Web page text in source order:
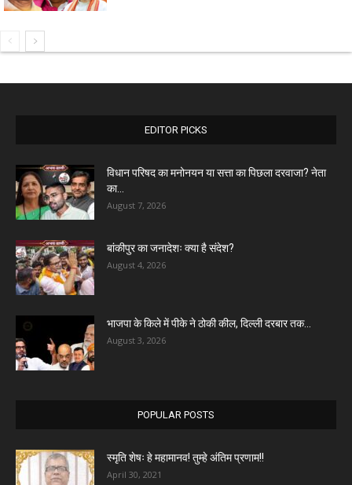
EDITOR PICKS
विधान परिषद का मनोनयन या सत्ता का पिछला दरवाजा? नेता
का...
August 7, 2026
बांकीपुर का जनादेशः क्या है संदेश?
August 4, 2026
भाजपा के किले में पीके ने ठोकी कील, दिल्ली दरबार तक...
August 3, 2026
POPULAR POSTS
स्मृति शेषः हे महामानव! तुम्हे अंतिम प्रणाम!!
April 30, 2021